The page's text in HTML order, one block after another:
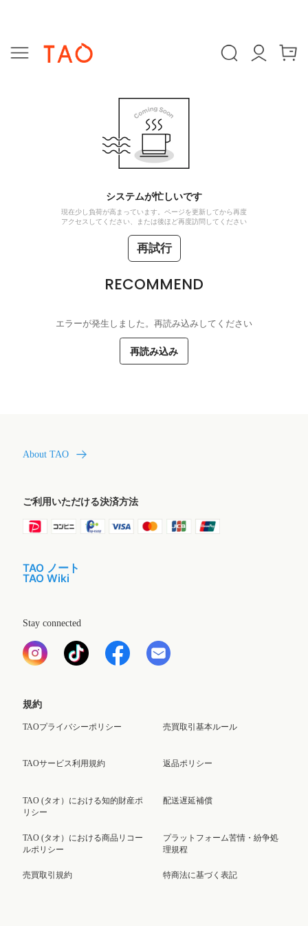
システムが忙しいです
現在少し負荷が高まっています。ページを更新してから再度
アクセスしてください、または後ほど再度訪問してください
再試行
RECOMMEND
エラーが発生しました。再読み込みしてください
再読み込み
About TAO
ご利用いただける決済方法
TAO ノート
TAO Wiki
Stay connected
規約
TAOプライバシーポリシー
TAOサービス利用規約
TAO (タオ）における知的財産ポ
リシー
TAO (タオ）における商品リコー
ルポリシー
売買取引規約
売買取引基本ルール
返品ポリシー
配送遅延補償
プラットフォーム苦情・紛争処
理規程
特商法に基づく表記